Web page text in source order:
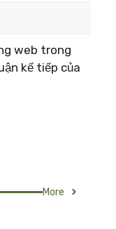
web trong
kế tiếp của
More